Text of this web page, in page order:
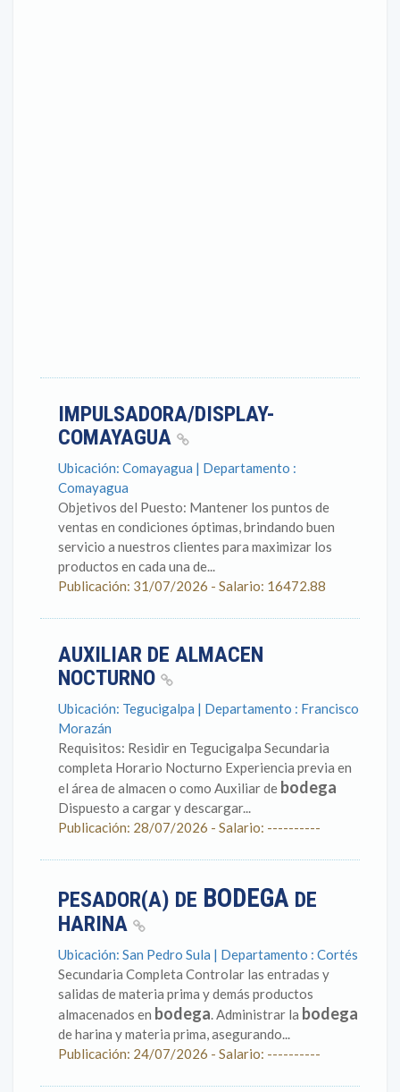
IMPULSADORA/DISPLAY-
COMAYAGUA
Ubicación: Comayagua | Departamento :
Comayagua
Objetivos del Puesto: Mantener los puntos de
ventas en condiciones óptimas, brindando buen
servicio a nuestros clientes para maximizar los
productos en cada una de...
Publicación: 31/07/2026 - Salario: 16472.88
AUXILIAR DE ALMACEN
NOCTURNO
Ubicación: Tegucigalpa | Departamento : Francisco
Morazán
Requisitos: Residir en Tegucigalpa Secundaria
completa Horario Nocturno Experiencia previa en
el área de almacen o como Auxiliar de bodega
Dispuesto a cargar y descargar...
Publicación: 28/07/2026 - Salario: ----------
PESADOR(A) DE BODEGA DE
HARINA
Ubicación: San Pedro Sula | Departamento : Cortés
Secundaria Completa Controlar las entradas y
salidas de materia prima y demás productos
almacenados en bodega. Administrar la bodega
de harina y materia prima, asegurando...
Publicación: 24/07/2026 - Salario: ----------